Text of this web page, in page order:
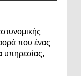
που ένας
υπηρεσίας,